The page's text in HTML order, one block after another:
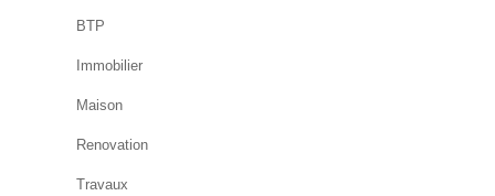
BTP
Immobilier
Maison
Renovation
Travaux